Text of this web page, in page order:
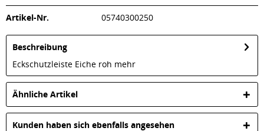
Artikel-Nr. 05740300250
Beschreibung
Eckschutzleiste Eiche roh mehr
Ähnliche Artikel
Kunden haben sich ebenfalls angesehen